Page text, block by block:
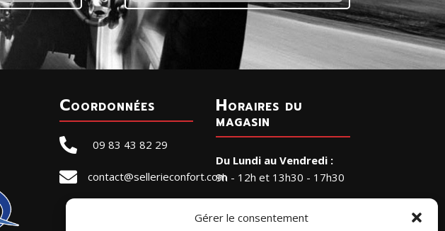
Gérer le consentement
Coordonnées
 09 83 43 82 29
 contact@sellerieconfort.com
Horaires du
magasin
Du Lundi au Vendredi :
9h - 12h et 13h30 - 17h30
9h - 12h